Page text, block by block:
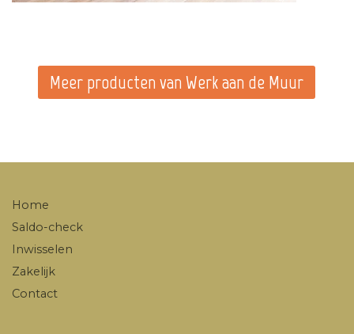
Meer producten van Werk aan de Muur
Home
Saldo-check
Inwisselen
Zakelijk
Contact